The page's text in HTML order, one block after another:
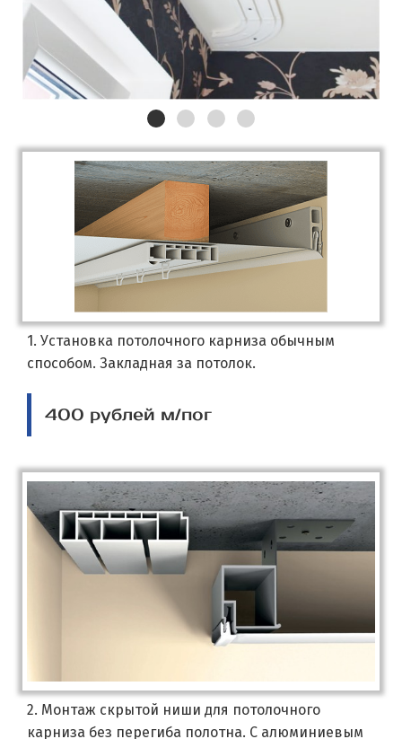
1. Установка потолочного карниза обычным
способом. Закладная за потолок.
400 рублей м/пог
2. Монтаж скрытой ниши для потолочного
карниза без перегиба полотна. С алюминиевым